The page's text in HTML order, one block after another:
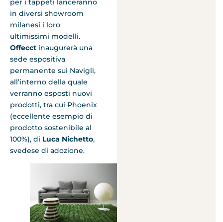
per i tappeti lanceranno
in diversi showroom
milanesi i loro
ultimissimi modelli.
Offecct inaugurerà una
sede espositiva
permanente sui Navigli,
all’interno della quale
verranno esposti nuovi
prodotti, tra cui Phoenix
(eccellente esempio di
prodotto sostenibile al
100%), di Luca Nichetto,
svedese di adozione.